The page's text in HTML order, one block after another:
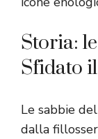
Storia:
Sfidato
Le sabbie
dalla